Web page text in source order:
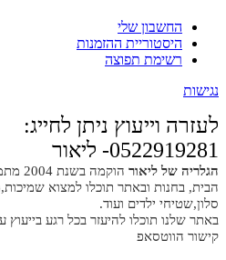
החשבון שלי
היסטוריית ההזמנות
רשימת תפוצה
נגישות
לעזרה וייעוץ ניתן לחייג:
0522919281- ליאור
הגלריה של ליאור
הבית, בחנות ובאתר תוכלו למצוא
סלון,שטיחי ילדים ועוד.
באתר שלנו תוכלו להיעזר בכל רגע
קישור הווטסאפ